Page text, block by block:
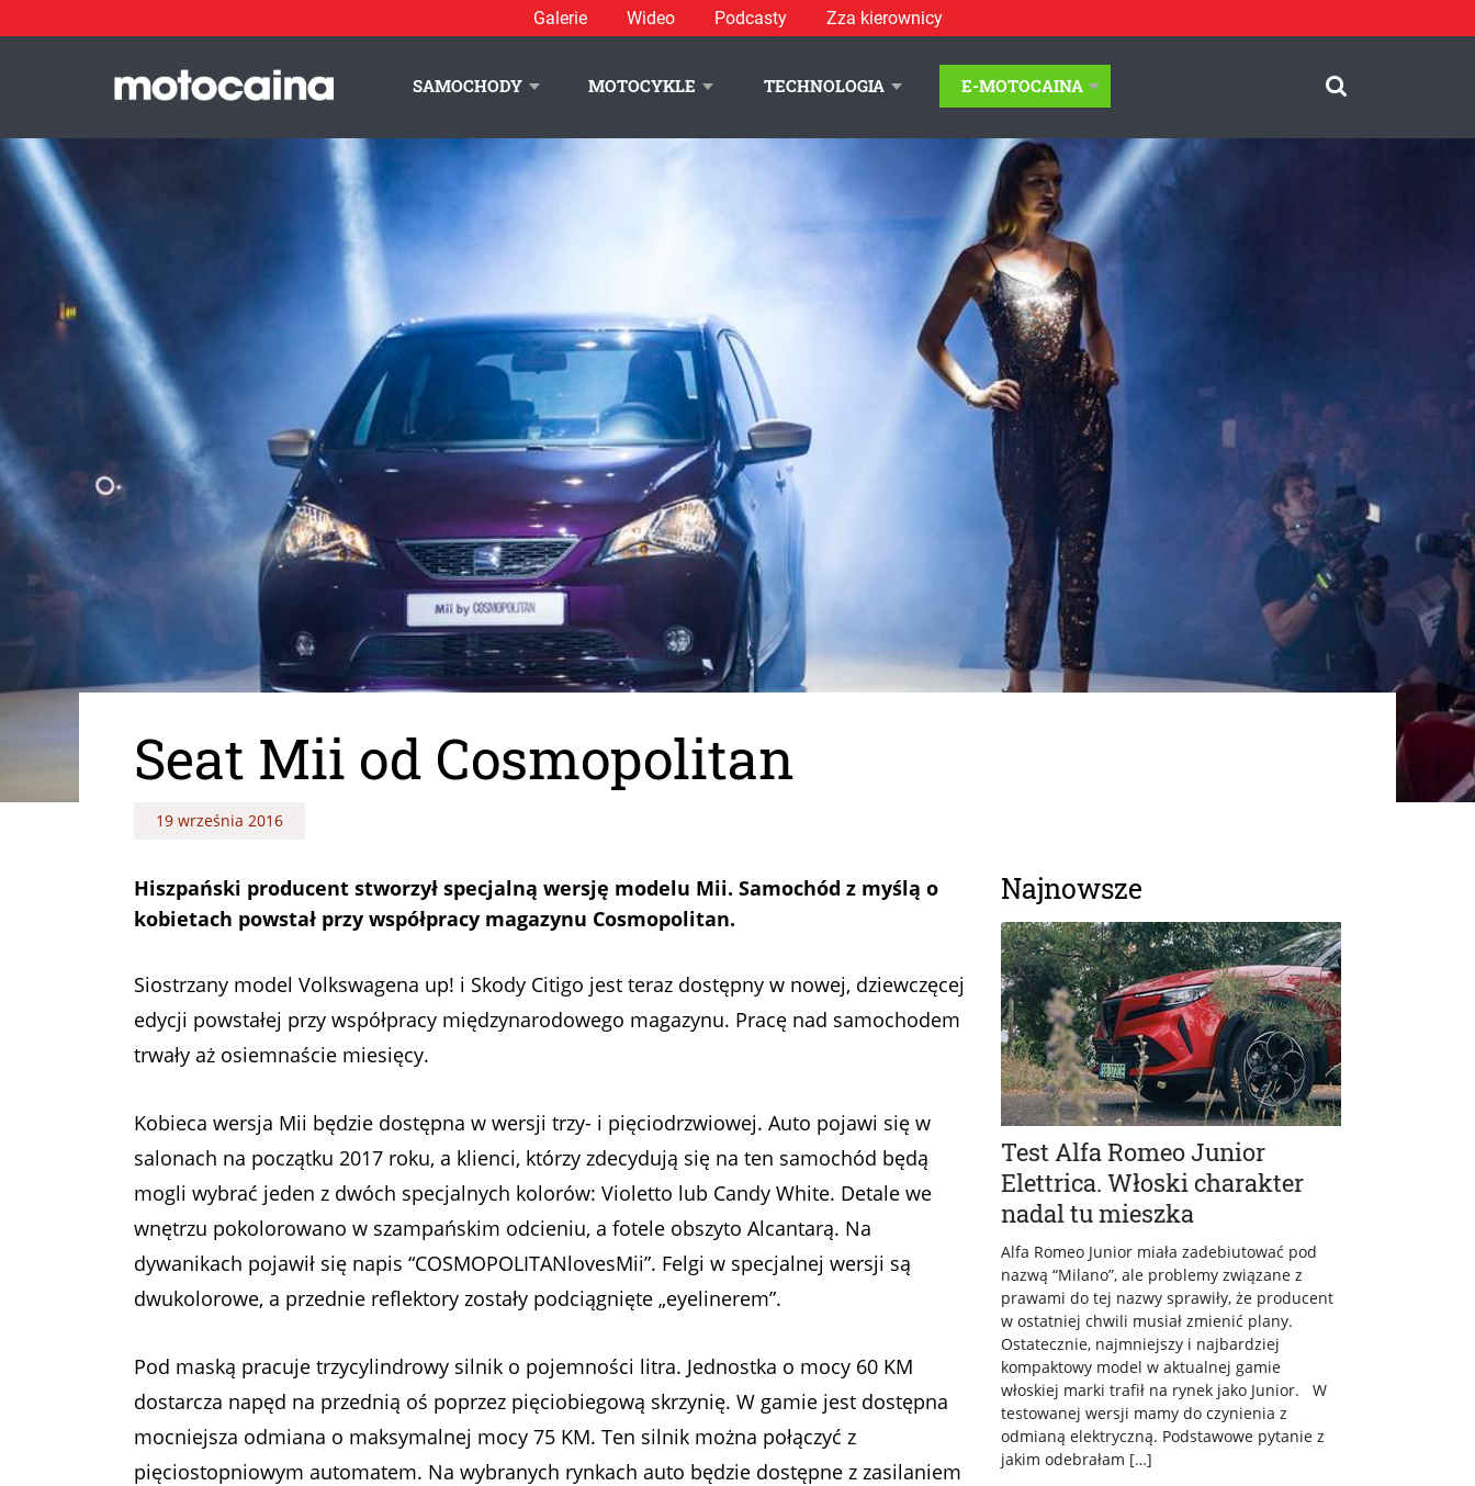
Galerie Wideo Podcasty Zza kierownicy
SAMOCHODY MOTOCYKLE TECHNOLOGIA E-MOTOCAINA
Seat Mii od Cosmopolitan
19 września 2016
Hiszpański producent stworzył specjalną wersję modelu Mii. Samochód z myślą o
kobietach powstał przy współpracy magazynu Cosmopolitan.
Siostrzany model Volkswagena up! i Skody Citigo jest teraz dostępny w nowej, dziewczęcej
edycji powstałej przy współpracy międzynarodowego magazynu. Pracę nad samochodem
trwały aż osiemnaście miesięcy.
Kobieca wersja Mii będzie dostępna w wersji trzy- i pięciodrzwiowej. Auto pojawi się w
salonach na początku 2017 roku, a klienci, którzy zdecydują się na ten samochód będą
mogli wybrać jeden z dwóch specjalnych kolorów: Violetto lub Candy White. Detale we
wnętrzu pokolorowano w szampańskim odcieniu, a fotele obszyto Alcantarą. Na
dywanikach pojawił się napis “COSMOPOLITANlovesMii”. Felgi w specjalnej wersji są
dwukolorowe, a przednie reflektory zostały podciągnięte „eyelinerem”.
Pod maską pracuje trzycylindrowy silnik o pojemności litra. Jednostka o mocy 60 KM
dostarcza napęd na przednią oś poprzez pięciobiegową skrzynię. W gamie jest dostępna
mocniejsza odmiana o maksymalnej mocy 75 KM. Ten silnik można połączyć z
pięciostopniowym automatem. Na wybranych rynkach auto będzie dostępne z zasilaniem
Najnowsze
Test Alfa Romeo Junior
Elettrica. Włoski charakter
nadal tu mieszka
Alfa Romeo Junior miała zadebiutować pod
nazwą “Milano”, ale problemy związane z
prawami do tej nazwy sprawiły, że producent
w ostatniej chwili musiał zmienić plany.
Ostatecznie, najmniejszy i najbardziej
kompaktowy model w aktualnej gamie
włoskiej marki trafił na rynek jako Junior. W
testowanej wersji mamy do czynienia z
odmianą elektryczną. Podstawowe pytanie z
jakim odebrałam […]